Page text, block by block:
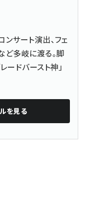
サート演出、フェ
ど多岐に渡る。脚
ードバースト神」
を見る